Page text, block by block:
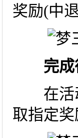
奖励(中
完
在活动
取指定奖